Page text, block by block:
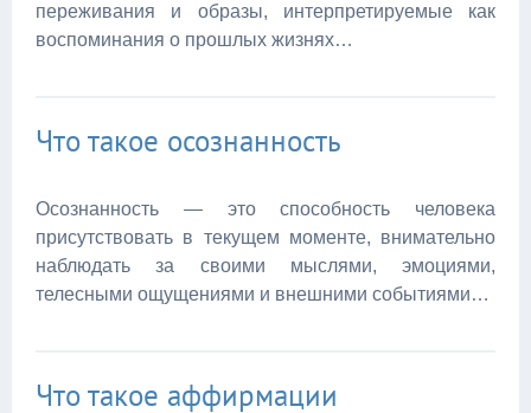
переживания и образы, интерпретируемые как
воспоминания о прошлых жизнях…
Что такое осознанность
Осознанность — это способность человека
присутствовать в текущем моменте, внимательно
наблюдать за своими мыслями, эмоциями,
телесными ощущениями и внешними событиями…
Что такое аффирмации